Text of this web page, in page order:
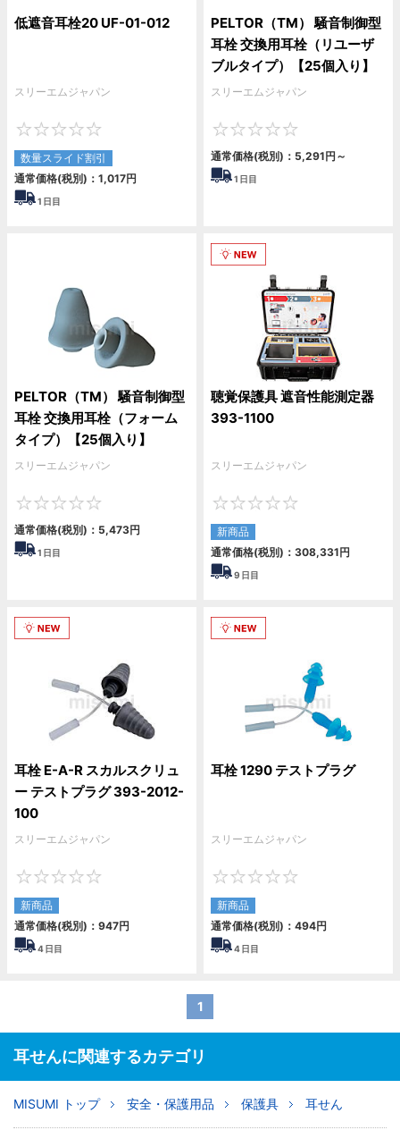
低遮音耳栓20 UF-01-012
スリーエムジャパン
数量スライド割引
通常価格(税別)： 1,017円
1 日目
PELTOR（TM） 騒音制御型
耳栓 交換用耳栓（リユーザ
ブルタイプ）【25個入り】
スリーエムジャパン
通常価格(税別)： 5,291円 ～
1 日目
PELTOR（TM） 騒音制御型
耳栓 交換用耳栓（フォーム
タイプ）【25個入り】
スリーエムジャパン
通常価格(税別)： 5,473円
1 日目
聴覚保護具 遮音性能測定器
393-1100
スリーエムジャパン
新商品
通常価格(税別)： 308,331円
9 日目
耳栓 E-A-R スカルスクリュ
ー テストプラグ 393-2012-
100
スリーエムジャパン
新商品
通常価格(税別)： 947円
4日目
耳栓 1290 テストプラグ
スリーエムジャパン
新商品
通常価格(税別)： 494円
4日目
1
耳せんに関連するカテゴリ
MISUMI トップ 安全・保護用品 保護具 耳せん